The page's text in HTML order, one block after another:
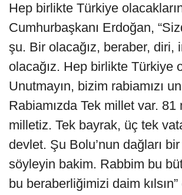
Hep birlikte Türkiye
Cumhurbaşkanı Erdoğan,
şu. Bir olacağız, beraber, diri,
olacağız. Hep birlikte Türkiye
Unutmayın, bizim rabiamızı
Rabiamızda Tek millet var. 81
milletiz. Tek bayrak, üç tek
devlet. Şu Bolu’nun dağları
söyleyin bakim. Rabbim bu
bu beraberliğimizi daim